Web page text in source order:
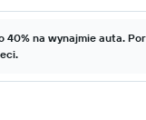
40% na wynajmie auta.